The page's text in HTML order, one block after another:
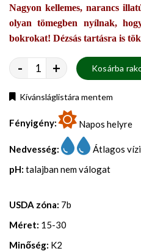
Nagyon kellemes, narancs
olyan tömegben nyílnak,
bokrokat! Dézsás tartásra is
- + Kosárba
Kívánsláglistára mentem
Fényigény: Napos helyre
Nedvesség:
Átlagos
pH: talajban nem válogat
USDA zóna: 7b
Méret: 15-30
Minőség: K2